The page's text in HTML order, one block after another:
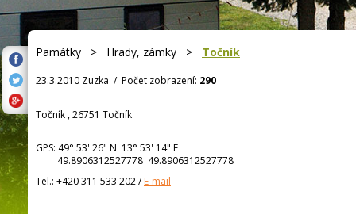
Památky > Hrady, zámky > Točník
23.3.2010 Zuzka / Počet zobrazení: 290
Točník , 26751 Točník
GPS: 49° 53' 26" N 13° 53' 14" E
49.8906312527778 49.8906312527778
Tel.: +420 311 533 202/E-mail